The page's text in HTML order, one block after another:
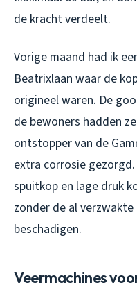
de kracht verdeelt.
Vorige maand had ik
Beatrixlaan waar de
origineel waren. De
de bewoners hadden
ontstopper van de
extra corrosie
spuitkop en lage druk
zonder de al
beschadigen.
Veermachines